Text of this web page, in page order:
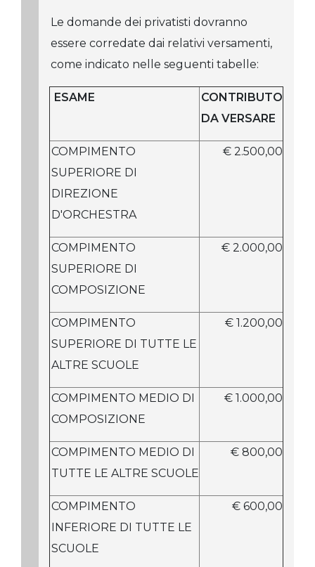
Le domande dei privatisti dovranno
essere corredate dai relativi versamenti,
come indicato nelle seguenti tabelle:
ESAME
CONTRIBUTO
DA VERSARE
COMPIMENTO
SUPERIORE DI
DIREZIONE
D'ORCHESTRA
€ 2.500,00
COMPIMENTO
SUPERIORE DI
COMPOSIZIONE
€ 2.000,00
COMPIMENTO
SUPERIORE DI TUTTE LE
ALTRE SCUOLE
€ 1.200,00
COMPIMENTO MEDIO DI
COMPOSIZIONE
€ 1.000,00
COMPIMENTO MEDIO DI
TUTTE LE ALTRE SCUOLE
€ 800,00
COMPIMENTO
INFERIORE DI TUTTE LE
SCUOLE
€ 600,00